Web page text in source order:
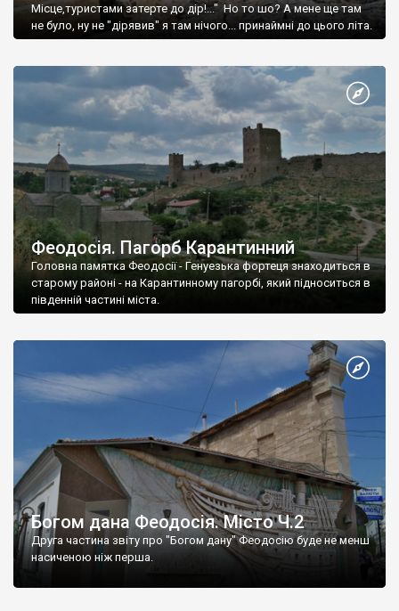
Місце,туристами затерте до дір!..." Но то шо? А мене ще там
не було, ну не "дірявив" я там нічого... принаймні до цього літа.
Феодосія. Пагорб Карантинний
Головна памятка Феодосії - Генуезька фортеця знаходиться в
старому районі - на Карантинному пагорбі, який підноситься в
південній частині міста.
Богом дана Феодосія. Місто Ч.2
Друга частина звіту про "Богом дану" Феодосію буде не менш
насиченою ніж перша.